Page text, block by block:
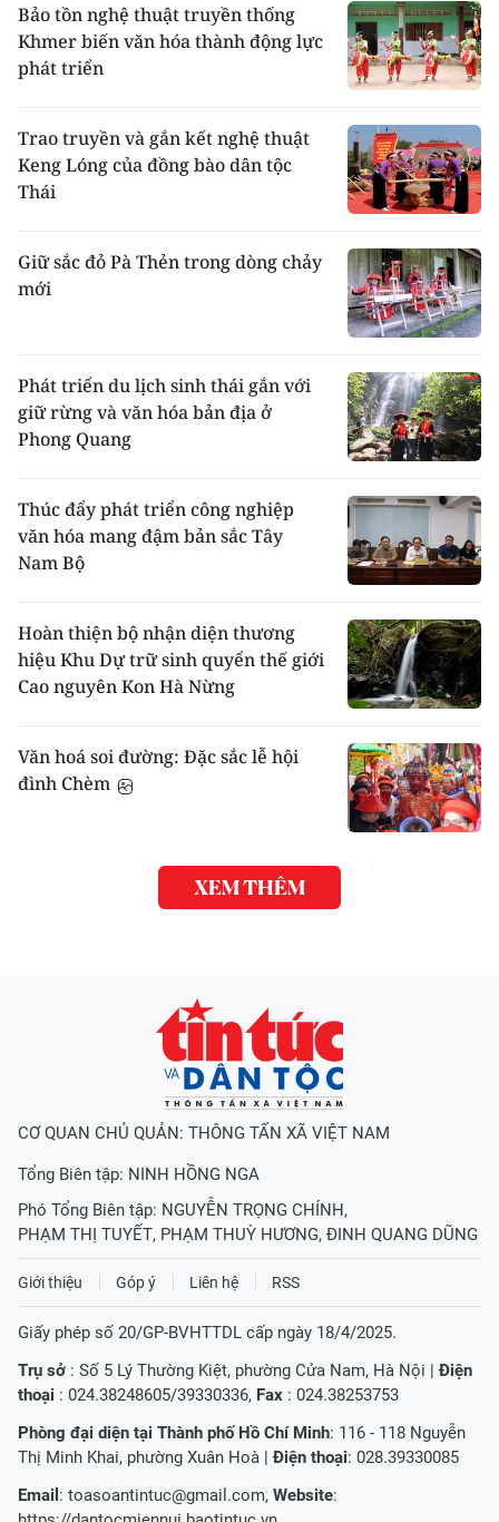
Bảo tồn nghệ thuật truyền thống
Khmer biến văn hóa thành động lực
phát triển
Trao truyền và gắn kết nghệ thuật
Keng Lóng của đồng bào dân tộc
Thái
Giữ sắc đỏ Pà Thẻn trong dòng chảy
mới
Phát triển du lịch sinh thái gắn với
giữ rừng và văn hóa bản địa ở
Phong Quang
Thúc đẩy phát triển công nghiệp
văn hóa mang đậm bản sắc Tây
Nam Bộ
Hoàn thiện bộ nhận diện thương
hiệu Khu Dự trữ sinh quyển thế giới
Cao nguyên Kon Hà Nừng
Văn hoá soi đường: Đặc sắc lễ hội
đình Chèm
XEM THÊM
CƠ QUAN CHỦ QUẢN: THÔNG TẤN XÃ VIỆT NAM
Tổng Biên tập: NINH HỒNG NGA
Phó Tổng Biên tập: NGUYỄN TRỌNG CHÍNH,
PHẠM THỊ TUYẾT, PHẠM THUỲ HƯƠNG, ĐINH QUANG DŨNG
Giới thiệu Góp ý Liên hệ RSS
Giấy phép số 20/GP-BVHTTDL cấp ngày 18/4/2025.
Trụ sở : Số 5 Lý Thường Kiệt, phường Cửa Nam, Hà Nội |Điện
thoại : 024.38248605/39330336, Fax : 024.38253753
Phòng đại diện tại Thành phố Hồ Chí Minh: 116 - 118 Nguyễn
Thị Minh Khai, phường Xuân Hoà |Điện thoại: 028.39330085
Email : toasoantintuc@gmail.com, Website: